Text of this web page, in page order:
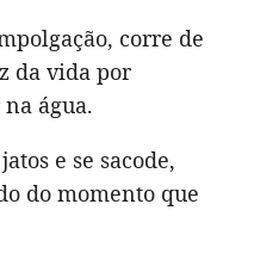
corre de
da vida por
água.
e se sacode,
do momento que